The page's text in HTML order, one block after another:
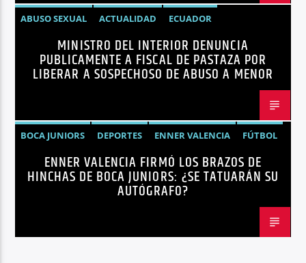
ABUSO SEXUAL ACTUALIDAD
ECUADOR
JOHN REIMBERG
MINISTRO DEL INTERIOR
NOTICIAS
SEGURIDAD
MINISTRO DEL INTERIOR DENUNCIA
PUBLICAMENTE A FISCAL DE PASTAZA POR
LIBERAR A SOSPECHOSO DE ABUSO A MENOR
BOCA JUNIORS DEPORTES ENNER VALENCIA
FÚTBOL
NOTICIASENNER VALENCIA FIRMÓ LOS BRAZOS DE
HINCHAS DE BOCA JUNIORS: ¿SE TATUARÁN SU
AUTÓGRAFO?